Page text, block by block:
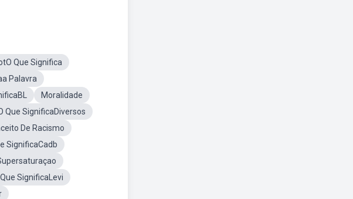
Que Significa
Palavra
Moralidade
Que SignificaDiversos
De Racismo
SignificaCadb
SignificaLevi